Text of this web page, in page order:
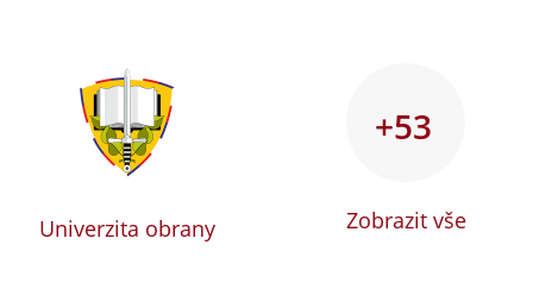
Univerzita obrany
+53
Zobrazit vše